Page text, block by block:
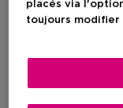
placés via
toujours